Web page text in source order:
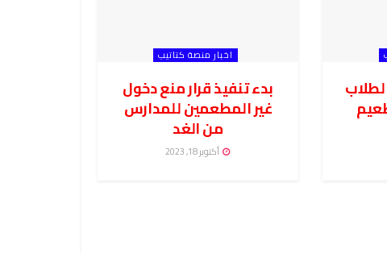
اخبار منصة كتاتيب
بدء تنفيذ قرار منع دخول
غير المطعمين للمدارس
من الغد
أكتوبر 18, 2023